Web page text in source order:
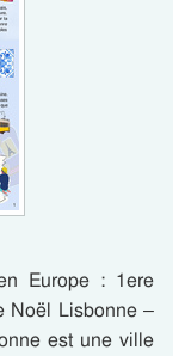
Europe : 1ere
Noël Lisbonne –
est une ville